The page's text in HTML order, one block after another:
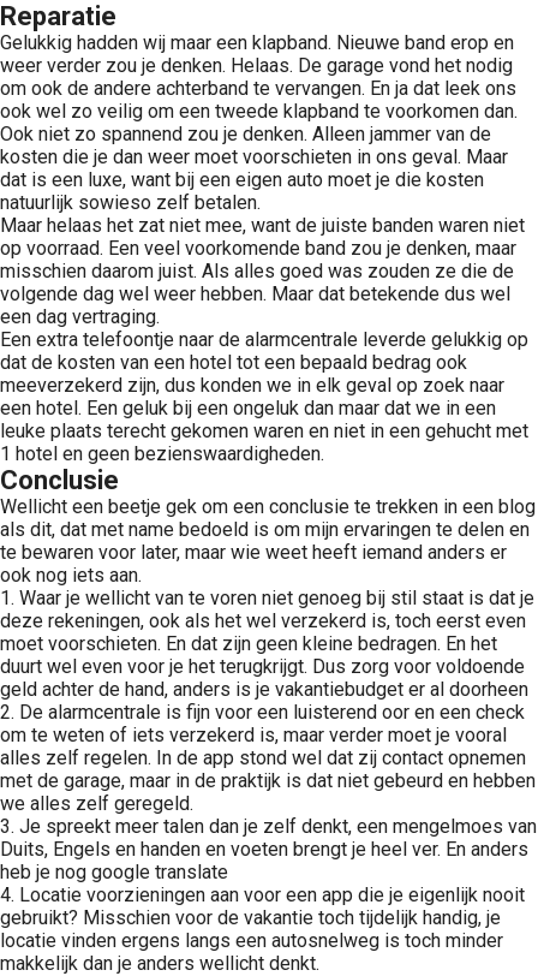
Reparatie
Gelukkig hadden wij maar een klapband. Nieuwe band erop en
weer verder zou je denken. Helaas. De garage vond het nodig
om ook de andere achterband te vervangen. En ja dat leek ons
ook wel zo veilig om een tweede klapband te voorkomen dan.
Ook niet zo spannend zou je denken. Alleen jammer van de
kosten die je dan weer moet voorschieten in ons geval. Maar
dat is een luxe, want bij een eigen auto moet je die kosten
natuurlijk sowieso zelf betalen.
Maar helaas het zat niet mee, want de juiste banden waren niet
op voorraad. Een veel voorkomende band zou je denken, maar
misschien daarom juist. Als alles goed was zouden ze die de
volgende dag wel weer hebben. Maar dat betekende dus wel
een dag vertraging.
Een extra telefoontje naar de alarmcentrale leverde gelukkig op
dat de kosten van een hotel tot een bepaald bedrag ook
meeverzekerd zijn, dus konden we in elk geval op zoek naar
een hotel. Een geluk bij een ongeluk dan maar dat we in een
leuke plaats terecht gekomen waren en niet in een gehucht met
1 hotel en geen bezienswaardigheden.
Conclusie
Wellicht een beetje gek om een conclusie te trekken in een blog
als dit, dat met name bedoeld is om mijn ervaringen te delen en
te bewaren voor later, maar wie weet heeft iemand anders er
ook nog iets aan.
1. Waar je wellicht van te voren niet genoeg bij stil staat is dat je
deze rekeningen, ook als het wel verzekerd is, toch eerst even
moet voorschieten. En dat zijn geen kleine bedragen. En het
duurt wel even voor je het terugkrijgt. Dus zorg voor voldoende
geld achter de hand, anders is je vakantiebudget er al doorheen
2. De alarmcentrale is fijn voor een luisterend oor en een check
om te weten of iets verzekerd is, maar verder moet je vooral
alles zelf regelen. In de app stond wel dat zij contact opnemen
met de garage, maar in de praktijk is dat niet gebeurd en hebben
we alles zelf geregeld.
3. Je spreekt meer talen dan je zelf denkt, een mengelmoes van
Duits, Engels en handen en voeten brengt je heel ver. En anders
heb je nog google translate
4. Locatie voorzieningen aan voor een app die je eigenlijk nooit
gebruikt? Misschien voor de vakantie toch tijdelijk handig, je
locatie vinden ergens langs een autosnelweg is toch minder
makkelijk dan je anders wellicht denkt.